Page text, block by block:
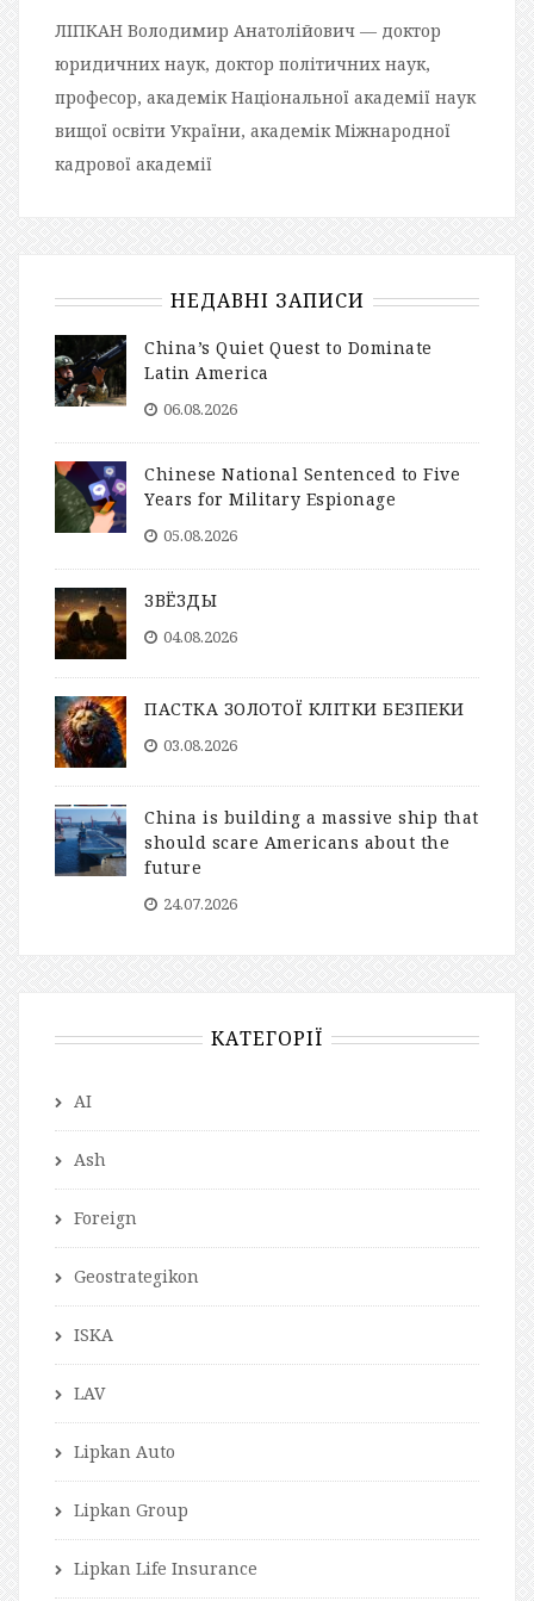
ЛІПКАН Володимир Анатолійович — доктор
юридичних наук, доктор політичних наук,
професор, академік Національної академії наук
вищої освіти України, академік Міжнародної
кадрової академії
НЕДАВНІ ЗАПИСИ
China’s Quiet Quest to Dominate
Latin America
06.08.2026
Chinese National Sentenced to Five
Years for Military Espionage
05.08.2026
ЗВЁЗДЫ
04.08.2026
ПАСТКА ЗОЛОТОЇ КЛІТКИ БЕЗПЕКИ
03.08.2026
China is building a massive ship that
should scare Americans about the
future
24.07.2026
КАТЕГОРІЇ
AI
Ash
Foreign
Geostrategikon
ISKA
LAV
Lipkan Auto
Lipkan Group
Lipkan Life Insurance